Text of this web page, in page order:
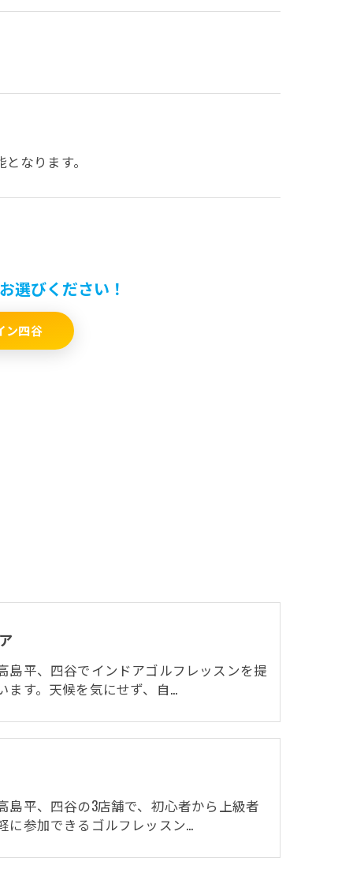
なります。
選びください！
ン四谷
島平、四谷でインドアゴルフレッスンを提
ます。天候を気にせず、自…
島平、四谷の3店舗で、初心者から上級者
に参加できるゴルフレッスン…